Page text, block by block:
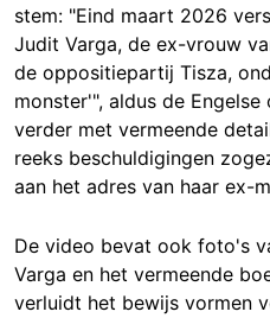
stem: "Eind maart 2026
Judit Varga, de ex-vrouw
de oppositiepartij Tisza,
monster'", aldus de
verder met vermeende
reeks beschuldigingen
aan het adres van haar ex-
De video bevat ook foto's
Varga en het vermeende
verluidt het bewijs vormen